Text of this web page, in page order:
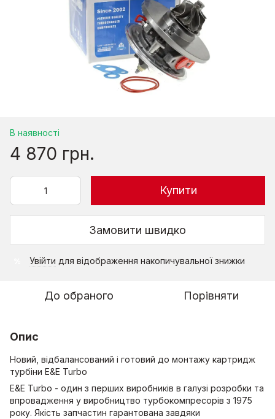
В наявності
4 870 грн.
Купити
Замовити швидко
Увійти для відображення накопичувальної знижки
До обраного Порівняти
Опис
Новий, відбалансований і готовий до монтажу картридж
турбіни E&E Turbo
E&E Turbo - один з перших виробників в галузі розробки та
впровадження у виробництво турбокомпресорів з 1975
року. Якість запчастин гарантована завдяки